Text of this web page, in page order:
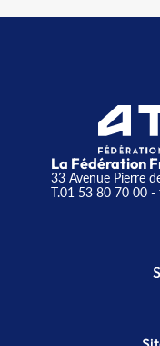
La Fédération
33 Avenue Pierre
T.01 53 80 70 00-